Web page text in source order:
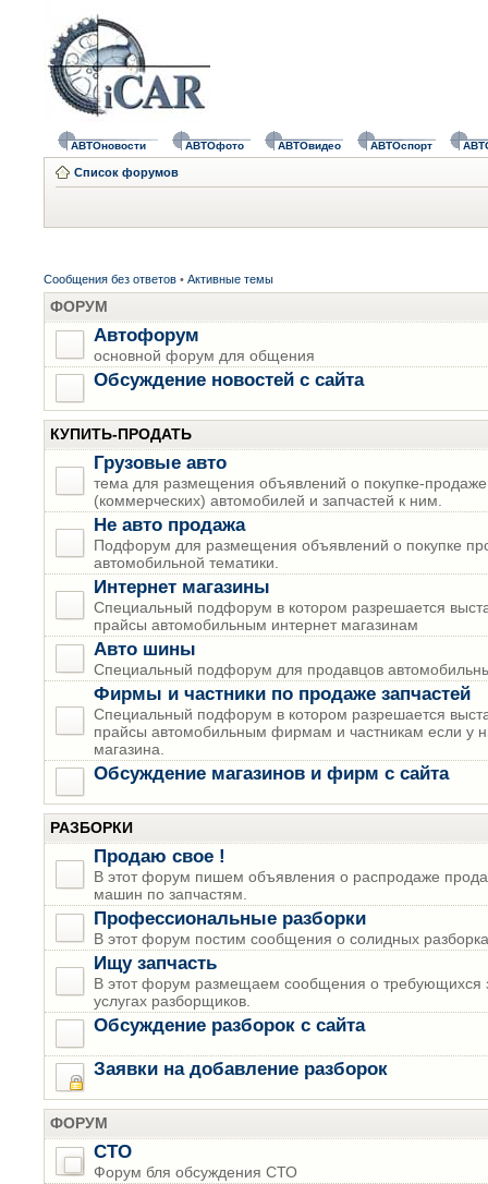
АВТОновости АВТОфото АВТОвидео АВТОспорт
Список форумов
Сообщения без ответов • Активные темы
ФОРУМ
Автофорум
основной форум для общения
Обсуждение новостей с сайта
КУПИТЬ-ПРОДАТЬ
Грузовые авто
тема для размещения объявлений о покупке-продаже
(коммерческих) автомобилей и запчастей к ним.
Не авто продажа
Подфорум для размещения объявлений о покупке
автомобильной тематики.
Интернет магазины
Специальный подфорум в котором разрешается
прайсы автомобильным интернет магазинам
Авто шины
Специальный подфорум для продавцов
Фирмы и частники по продаже запчастей
Специальный подфорум в котором разрешается
прайсы автомобильным фирмам и частникам если у
магазина.
Обсуждение магазинов и фирм с сайта
РАЗБОРКИ
Продаю свое !
В этот форум пишем объявления о распродаже
машин по запчастям.
Профессиональные разборки
В этот форум постим сообщения о солидных
Ищу запчасть
В этот форум размещаем сообщения о требующихся
услугах разборщиков.
Обсуждение разборок с сайта
Заявки на добавление разборок
ФОРУМ
СТО
Форум бля обсуждения СТО